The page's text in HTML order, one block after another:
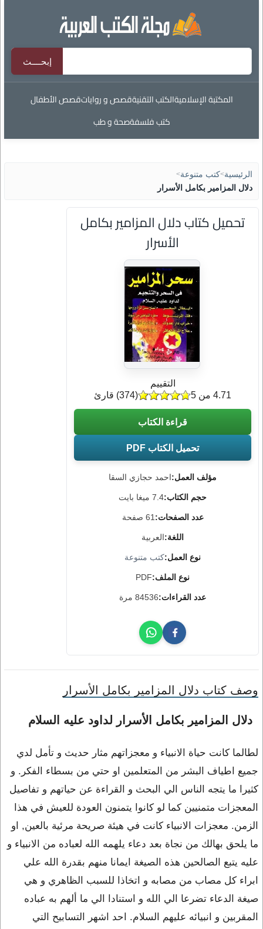
المكتبة الإسلاميةالكتب التقنيةقصص و رواياتقصص الأطفال
كتب فلسفةصحة و طب
الرئيسية>كتب متنوعة>
دلال المزامير بكامل الأسرار
تحميل كتاب دلال المزامير بكامل
الأسرار
مؤلف العمل:احمد حجازي السقا
حجم الكتاب:7.4 ميغا بايت
عدد الصفحات: 61 صفحة
اللغة:العربية
نوع العمل:كتب متنوعة
نوع الملف:PDF
عدد القراءات:84536 مرة
التقييم
(
374) قارئ 4.71 من 5
قراءة الكتاب
تحميل الكتاب PDF
وصف كتاب دلال المزامير بكامل الأسرار
دلال المزامير بكامل الأسرار لداود عليه السلام
لطالما كانت حياة الانبياء و معجزاتهم مثار حديث و تأمل لدي
جميع اطياف البشر من المتعلمين او حتي من بسطاء الفكر. و
كثيرا ما يتجه الناس الي البحث و القراءة عن حياتهم و تفاصيل
المعجزات متمنيين كما لو كانوا يتمنون العودة للعيش في هذا
الزمن. معجزات الانبياء كانت في هيئة صريحة مرئية بالعين, او
ما يلحق بهالك من نجاة بعد دعاء يلهمه الله لعباده من الانبياء و
عليه يتبع الصالحين هذه الصيغة ايمانا منهم بقدرة الله علي
ابراء كل مصاب من مصابه و اتخاذا للسبب الظاهري و هي
صيغة الدعاء تضرعا الي الله و استنادا الي ما ألهم به عباده
المقربين و انبيائه عليهم السلام. احد اشهر التسابيح التي